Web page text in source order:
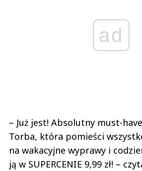
ad
– Już jest! Absolutny must-
Torba, która pomieści
na wakacyjne wyprawy i
ją w SUPERCENIE 9,99 zł! –